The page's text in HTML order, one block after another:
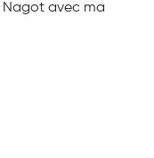
Nagot avec ma